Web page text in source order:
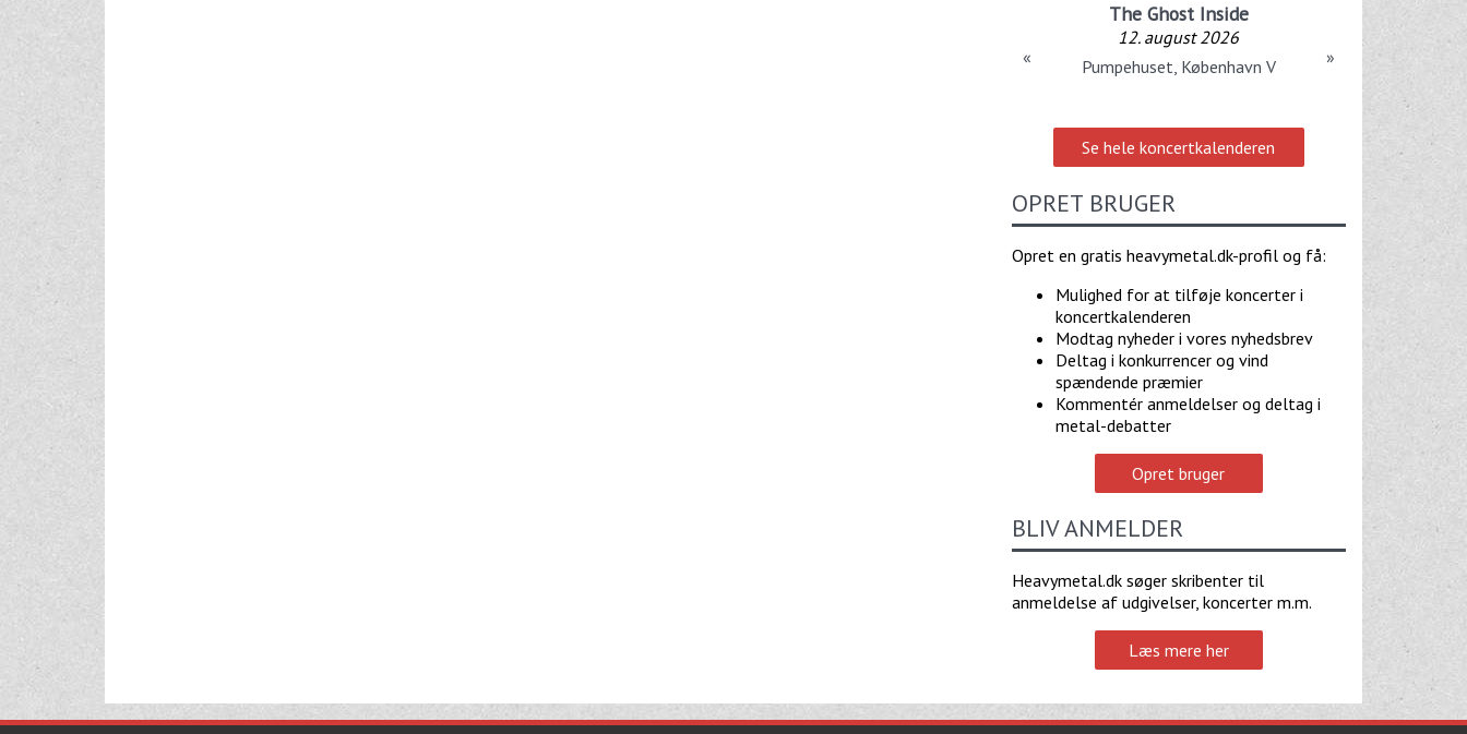
The Ghost Inside
12. august 2026
Pumpehuset, København V
« »
Se hele koncertkalenderen
OPRET BRUGER
Opret en gratis heavymetal.dk-profil og få:
Mulighed for at tilføje koncerter i
koncertkalenderen
Modtag nyheder i vores nyhedsbrev
Deltag i konkurrencer og vind
spændende præmier
Kommentér anmeldelser og deltag i
metal-debatter
Opret bruger
BLIV ANMELDER
Heavymetal.dk søger skribenter til
anmeldelse af udgivelser, koncerter m.m.
Læs mere her